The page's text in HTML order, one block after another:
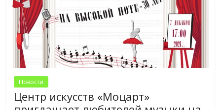
Новости
Центр искусств «Моцарт»